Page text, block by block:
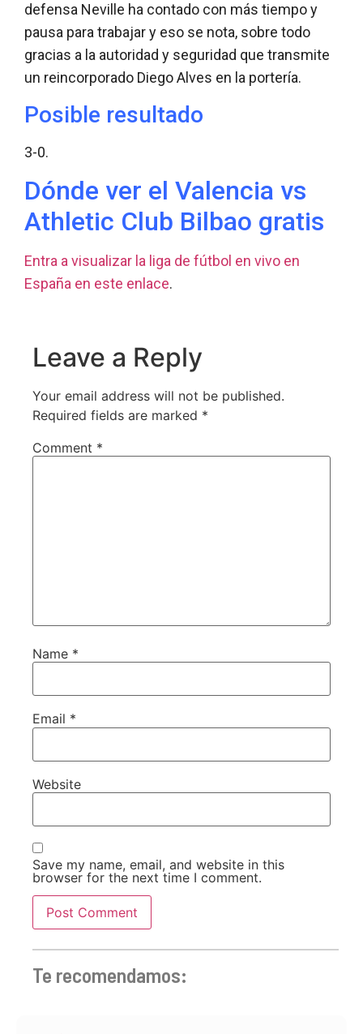
defensa Neville ha contado con más tiempo y
pausa para trabajar y eso se nota, sobre todo
gracias a la autoridad y seguridad que transmite
un reincorporado Diego Alves en la portería.
Posible resultado
3-0.
Dónde ver el Valencia vs
Athletic Club Bilbao gratis
Entra a visualizar la liga de fútbol en vivo en
España en este enlace.
Leave a Reply
Your email address will not be published.
Required fields are marked *
Comment *
Name *
Email *
Website
Save my name, email, and website in this
browser for the next time I comment.
Te recomendamos: